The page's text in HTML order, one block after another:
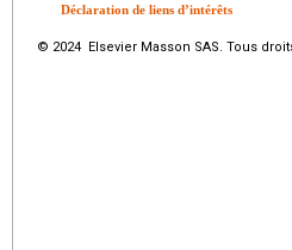
Déclaration de liens d’intérêts
© 2024 Elsevier Masson SAS. Tous